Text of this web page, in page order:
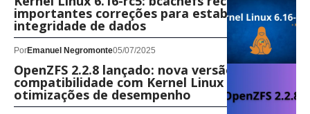
importantes correções para estabilidade e
integridade de dados
PorEmanuel Negromonte05/07/2025
OpenZFS 2.2.8 lançado: nova versão traz
compatibilidade com Kernel Linux 6.15 e
otimizações de desempenho